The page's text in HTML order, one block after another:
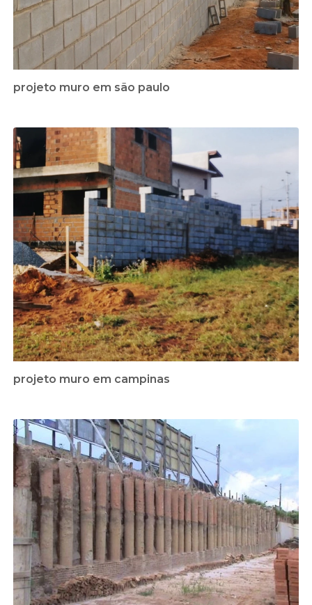
projeto muro em são paulo
projeto muro em campinas